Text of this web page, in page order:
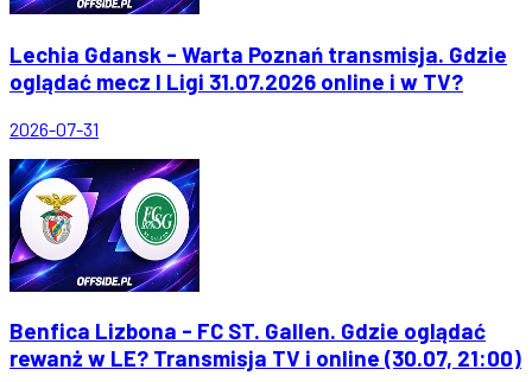
Lechia Gdansk - Warta Poznań transmisja. Gdzie
oglądać mecz I Ligi 31.07.2026 online i w TV?
2026-07-31
Benfica Lizbona - FC ST. Gallen. Gdzie oglądać
rewanż w LE? Transmisja TV i online (30.07, 21:00)